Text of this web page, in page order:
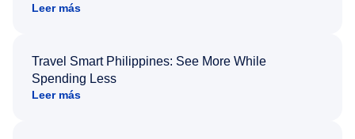
Leer más
Travel Smart Philippines: See More While
Spending Less
Leer más